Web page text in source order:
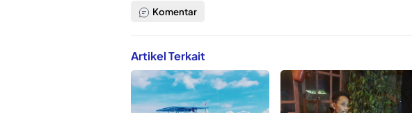
Komentar
Artikel Terkait